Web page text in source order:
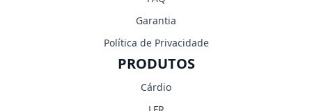
Garantia
Política de Privacidade
PRODUTOS
Cárdio